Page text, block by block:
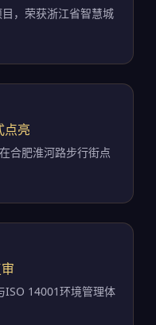
，荣获浙江省智慧城
点亮
合肥淮河路步行街点
ISO 14001环境管理体